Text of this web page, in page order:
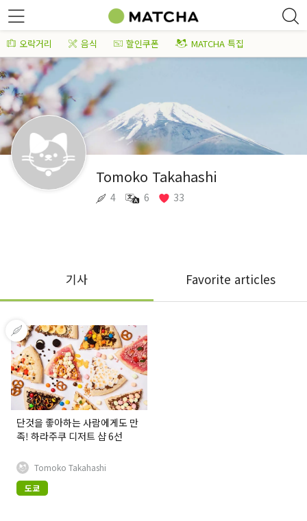
오락거리 음식 할인쿠폰 MATCHA 특집
Tomoko Takahashi
4 6 33
기사 Favorite articles
단것을 좋아하는 사람에게도 만
족! 하라주쿠 디저트 샵 6선
Tomoko Takahashi
도쿄